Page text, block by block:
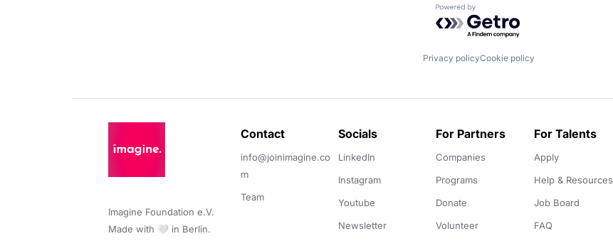
Powered by Getro.com
Privacy policyCookie policy
Imagine Foundation e.V.
Made with 🤍 in Berlin.
Contact
info@joinimagine.co
m
Team
Socials
LinkedIn
Instagram
Youtube
Newsletter
For Partners
Companies
Programs
Donate
Volunteer
For Talents
Apply
Help & Resources
Job Board
FAQ